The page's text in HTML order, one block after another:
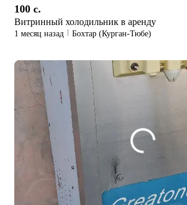
100 c.
Витринный холодильник в аренду
1 месяц назад Бохтар (Курган-Тюбе)